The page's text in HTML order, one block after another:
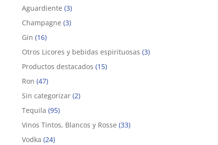
Aguardiente (3)
Champagne (3)
Gin (16)
Otros Licores y bebidas espirituosas (3)
Productos destacados (15)
Ron (47)
Sin categorizar (2)
Tequila (95)
Vinos Tintos, Blancos y Rosse (33)
Vodka (24)